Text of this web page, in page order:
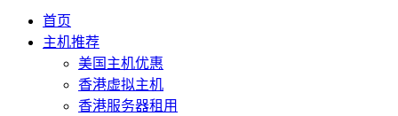
首页
主机推荐
美国主机优惠
香港虚拟主机
香港服务器租用